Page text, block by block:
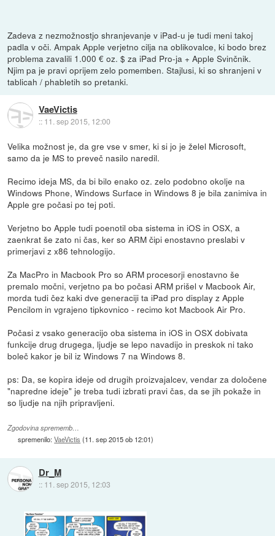
Zadeva z nezmožnostjo shranjevanje v iPad-u je tudi meni takoj
padla v oči. Ampak Apple verjetno cilja na oblikovalce, ki bodo brez
problema zavalili 1.000 € oz. $ za iPad Pro-ja + Apple Svinčnik.
Njim pa je pravi oprijem zelo pomemben. Stajlusi, ki so shranjeni v
tablicah / phabletih so pretanki.
VaeVictis
:: 11. sep 2015, 12:00
Velika možnost je, da gre vse v smer, ki si jo je želel Microsoft,
samo da je MS to preveč nasilo naredil.
Recimo ideja MS, da bi bilo enako oz. zelo podobno okolje na
Windows Phone, Windows Surface in Windows 8 je bila zanimiva in
Apple gre počasi po tej poti.
Verjetno bo Apple tudi poenotil oba sistema in iOS in OSX, a
zaenkrat še zato ni čas, ker so ARM čipi enostavno preslabi v
primerjavi z x86 tehnologijo.
Za MacPro in Macbook Pro so ARM procesorji enostavno še
premalo močni, verjetno pa bo počasi ARM prišel v Macbook Air,
morda tudi čez kaki dve generaciji ta iPad pro display z Apple
Pencilom in vgrajeno tipkovnico - recimo kot Macbook Air Pro.
Počasi z vsako generacijo oba sistema in iOS in OSX dobivata
funkcije drug drugega, ljudje se lepo navadijo in preskok ni tako
boleč kakor je bil iz Windows 7 na Windows 8.
ps: Da, se kopira ideje od drugih proizvajalcev, vendar za določene
"napredne ideje" je treba tudi izbrati pravi čas, da se jih pokaže in
so ljudje na njih pripravljeni.
Zgodovina sprememb…
spremenilo:VaeVictis (11. sep 2015 ob 12:01)
Dr_M
:: 11. sep 2015, 12:03